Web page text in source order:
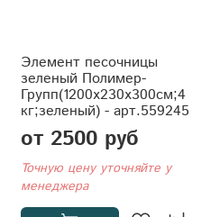
Элемент песочницы
зеленый Полимер-
Групп(1200x230x300см;4
кг;зеленый) - арт.559245
от 2500 руб
Точную цену уточняйте у
менеджера